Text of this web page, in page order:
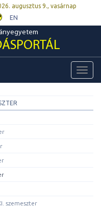
augusztus 9., vasárnap
EN
szemeszter